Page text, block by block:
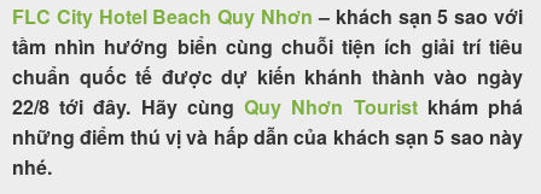
nước
Combo
Quy
FLC City Hotel Beach Quy Nhơn – khách sạn 5 sao với
tầm nhìn hướng biển cùng chuỗi tiện ích giải trí tiêu
chuẩn quốc tế được dự kiến khánh thành vào ngày
22/8 tới đây. Hãy cùngQuy Nhơn Touristkhám phá
những điểm thú vị và hấp dẫn của khách sạn 5 sao này
nhé.